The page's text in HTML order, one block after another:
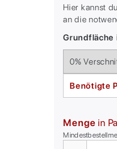
Hier kannst
an die
Grundfläche
Benötigte
Menge in